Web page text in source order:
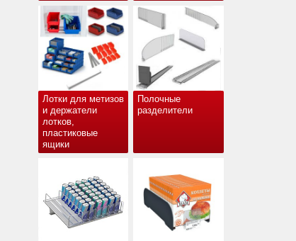
Лотки для метизов
и держатели
лотков,
пластиковые
ящики
Полочные
разделители